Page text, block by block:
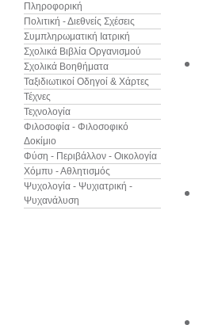
Πληροφορική
Πολιτική - Διεθνείς Σχέσεις
Συμπληρωματική Ιατρική
Σχολικά Βιβλία Οργανισμού
Σχολικά Βοηθήματα
Ταξιδιωτικοί Οδηγοί & Χάρτες
Τέχνες
Τεχνολογία
Φιλοσοφία - Φιλοσοφικό
Δοκίμιο
Φύση - Περιβάλλον - Οικολογία
Χόμπυ - Αθλητισμός
Ψυχολογία - Ψυχιατρική -
Ψυχανάλυση